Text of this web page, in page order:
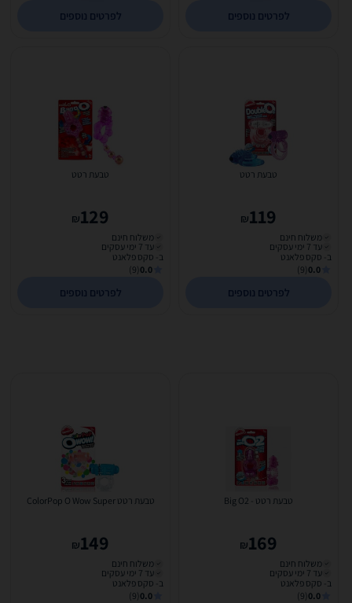
לפרטים נוספים לפרטים נוספים
טבעת רטט
119
₪
משלוח חינם
עד 7 ימי עסקים
ב- סקס פלאנט
0.0
(9)
לפרטים נוספים
טבעת רטט
129
₪
משלוח חינם
עד 7 ימי עסקים
ב- סקס פלאנט
0.0
(9)
לפרטים נוספים
טבעת רטט - Big O2
169
₪
משלוח חינם
עד 7 ימי עסקים
ב- סקס פלאנט
0.0
(9)
טבעת רטט ColorPop O Wow Super
149
₪
משלוח חינם
עד 7 ימי עסקים
ב- סקס פלאנט
0.0
(9)